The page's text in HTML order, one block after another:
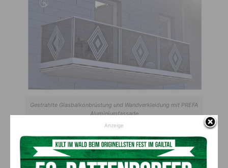
Gestrahlte Glasbalkonbrüstung und Wandverkleidung mit PREFA
Aluminiumfassade
Großes Repertoire
Anzeige